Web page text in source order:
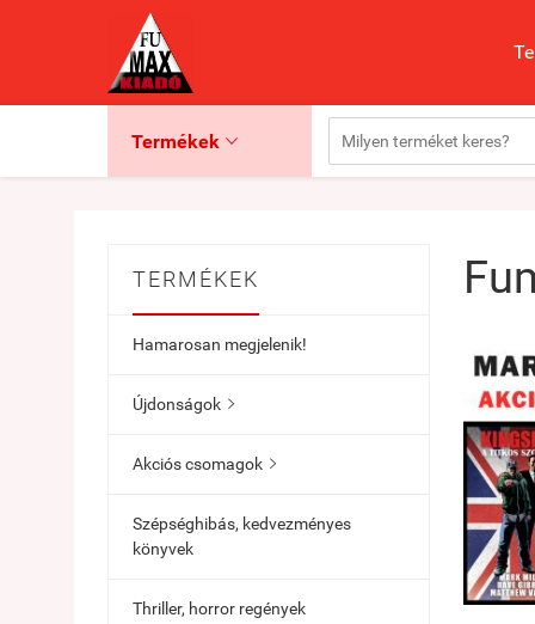
Termékek 
TERMÉKEK
Hamarosan megjelenik!
Újdonságok 
Akciós csomagok 
Szépséghibás, kedvezményes
könyvek
Thriller, horror regények